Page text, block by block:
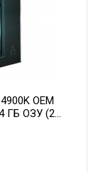
OEM
ГБ ОЗУ (2